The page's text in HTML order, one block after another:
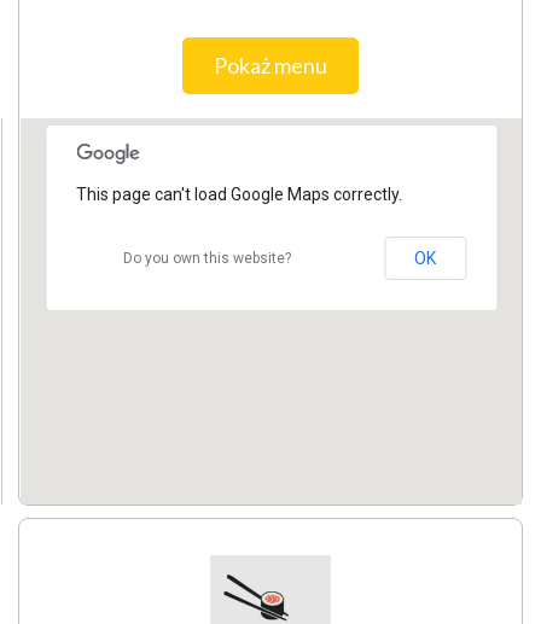
Pokaż menu
This page can't load Google Maps correctly.
Do you own this website? OK